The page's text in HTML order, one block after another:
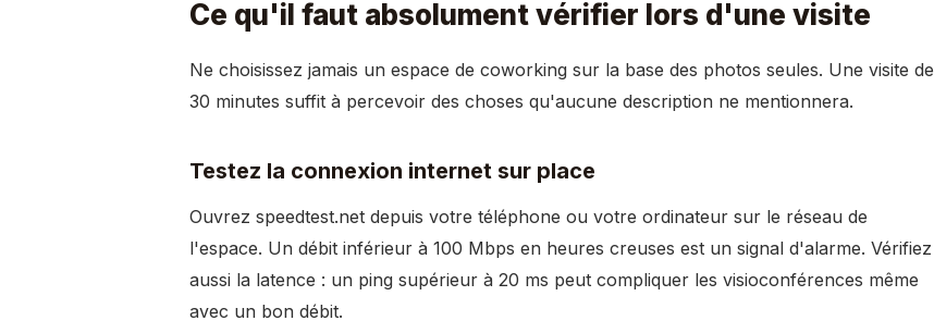
Ce qu'il faut absolument vérifier lors d'une visite
Ne choisissez jamais un espace de coworking sur la base des photos seules. Une visite de
30 minutes suffit à percevoir des choses qu'aucune description ne mentionnera.
Testez la connexion internet sur place
Ouvrez speedtest.net depuis votre téléphone ou votre ordinateur sur le réseau de
l'espace. Un débit inférieur à 100 Mbps en heures creuses est un signal d'alarme. Vérifiez
aussi la latence : un ping supérieur à 20 ms peut compliquer les visioconférences même
avec un bon débit.